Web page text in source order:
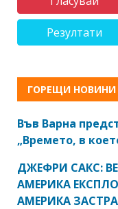
Резултати
ГОРЕЩИ НОВИНИ
Във Варна
„Времето, в
ДЖЕФРИ САКС:
АМЕРИКА
АМЕРИКА